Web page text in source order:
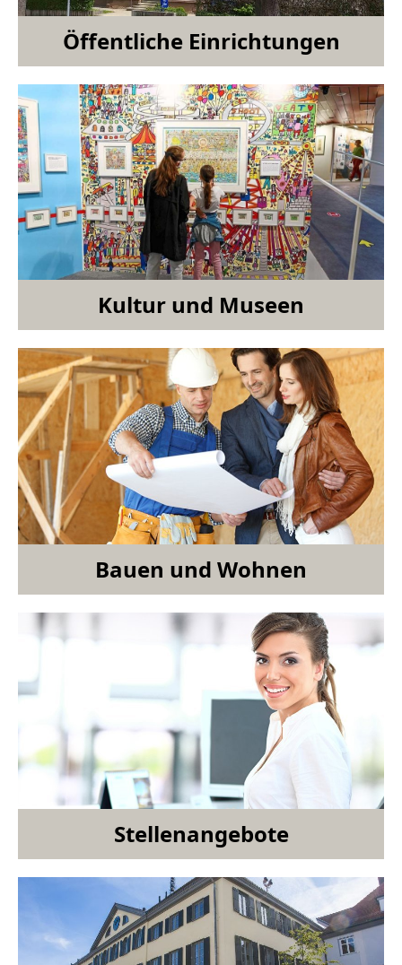
Öffentliche Einrichtungen
Kultur und Museen
Bauen und Wohnen
Stellenangebote